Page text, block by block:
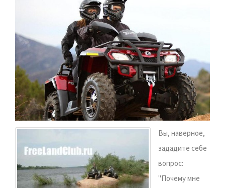
Вы, наверное,
зададите себе
вопрос:
"Почему мне